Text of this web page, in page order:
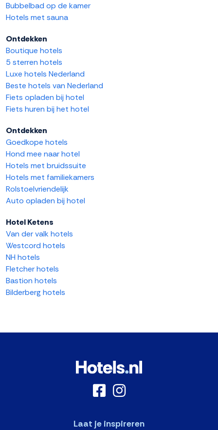
Bubbelbad op de kamer
Hotels met sauna
Ontdekken
Boutique hotels
5 sterren hotels
Luxe hotels Nederland
Beste hotels van Nederland
Fiets opladen bij hotel
Fiets huren bij het hotel
Ontdekken
Goedkope hotels
Hond mee naar hotel
Hotels met bruidssuite
Hotels met familiekamers
Rolstoelvriendelijk
Auto opladen bij hotel
Hotel Ketens
Van der valk hotels
Westcord hotels
NH hotels
Fletcher hotels
Bastion hotels
Bilderberg hotels
Laat je inspireren